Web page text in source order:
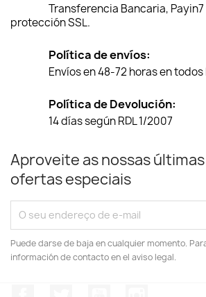
Transferencia Bancaria,
protección SSL.
Política de envíos:
Envíos en 48-72 horas en
Política de Devolución:
14 días según RDL 1/2007
Aproveite as nossas
ofertas especiais
Puede darse de baja en cualquier momento.
información de contacto en el aviso legal.